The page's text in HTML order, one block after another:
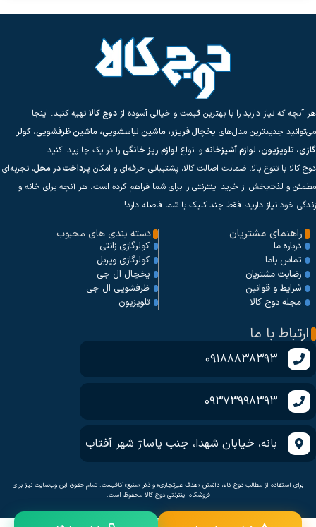
هر آنچه که نیاز دارید را با بهترین قیمت و خیالی آسوده از دوج کالاتهیه کنید. اینجا
می‌توانید جدیدترین مدل‌های یخچال فریزر، ماشین لباسشویی، ماشین ظرفشویی، کولر
گازی، تلویزیون، لوازم آشپزخانه و انواع لوازم ریز خانگی را در یک جا پیدا کنید.
دوج کالا با تنوع بالا، ضمانت اصالت کالا، پشتیبانی حرفه‌ای و امکان پرداخت در محل، تجربه‌ای
مطمئن و لذت‌بخش از خرید اینترنتی را برای شما فراهم کرده است. هر آنچه برای خانه و
زندگی خود نیاز دارید، فقط چند کلیک با شما فاصله دارد!
راهنمای مشتریان
درباره ما
تماس باما
رضایت مشتریان
شرایط و قوانین
مجله دوج کالا
دسته بندی های محبوب
کولرگازی زانتی
کولرگازی ویربل
یخچال ال جی
ظرفشویی ال جی
تلویزیون
ارتباط با ما
09188838393
09373998393
بانه، خیابان شهدا، جنب پاساژ شهر آفتاب
برای استفاده از مطالب دوج کالا، داشتن «هدف غیرتجاری» و ذکر «منبع» کافیست. تمام حقوق اين وب‌سايت نیز برای
فروشگاه اینترنتی دوج کالا محفوظ است.